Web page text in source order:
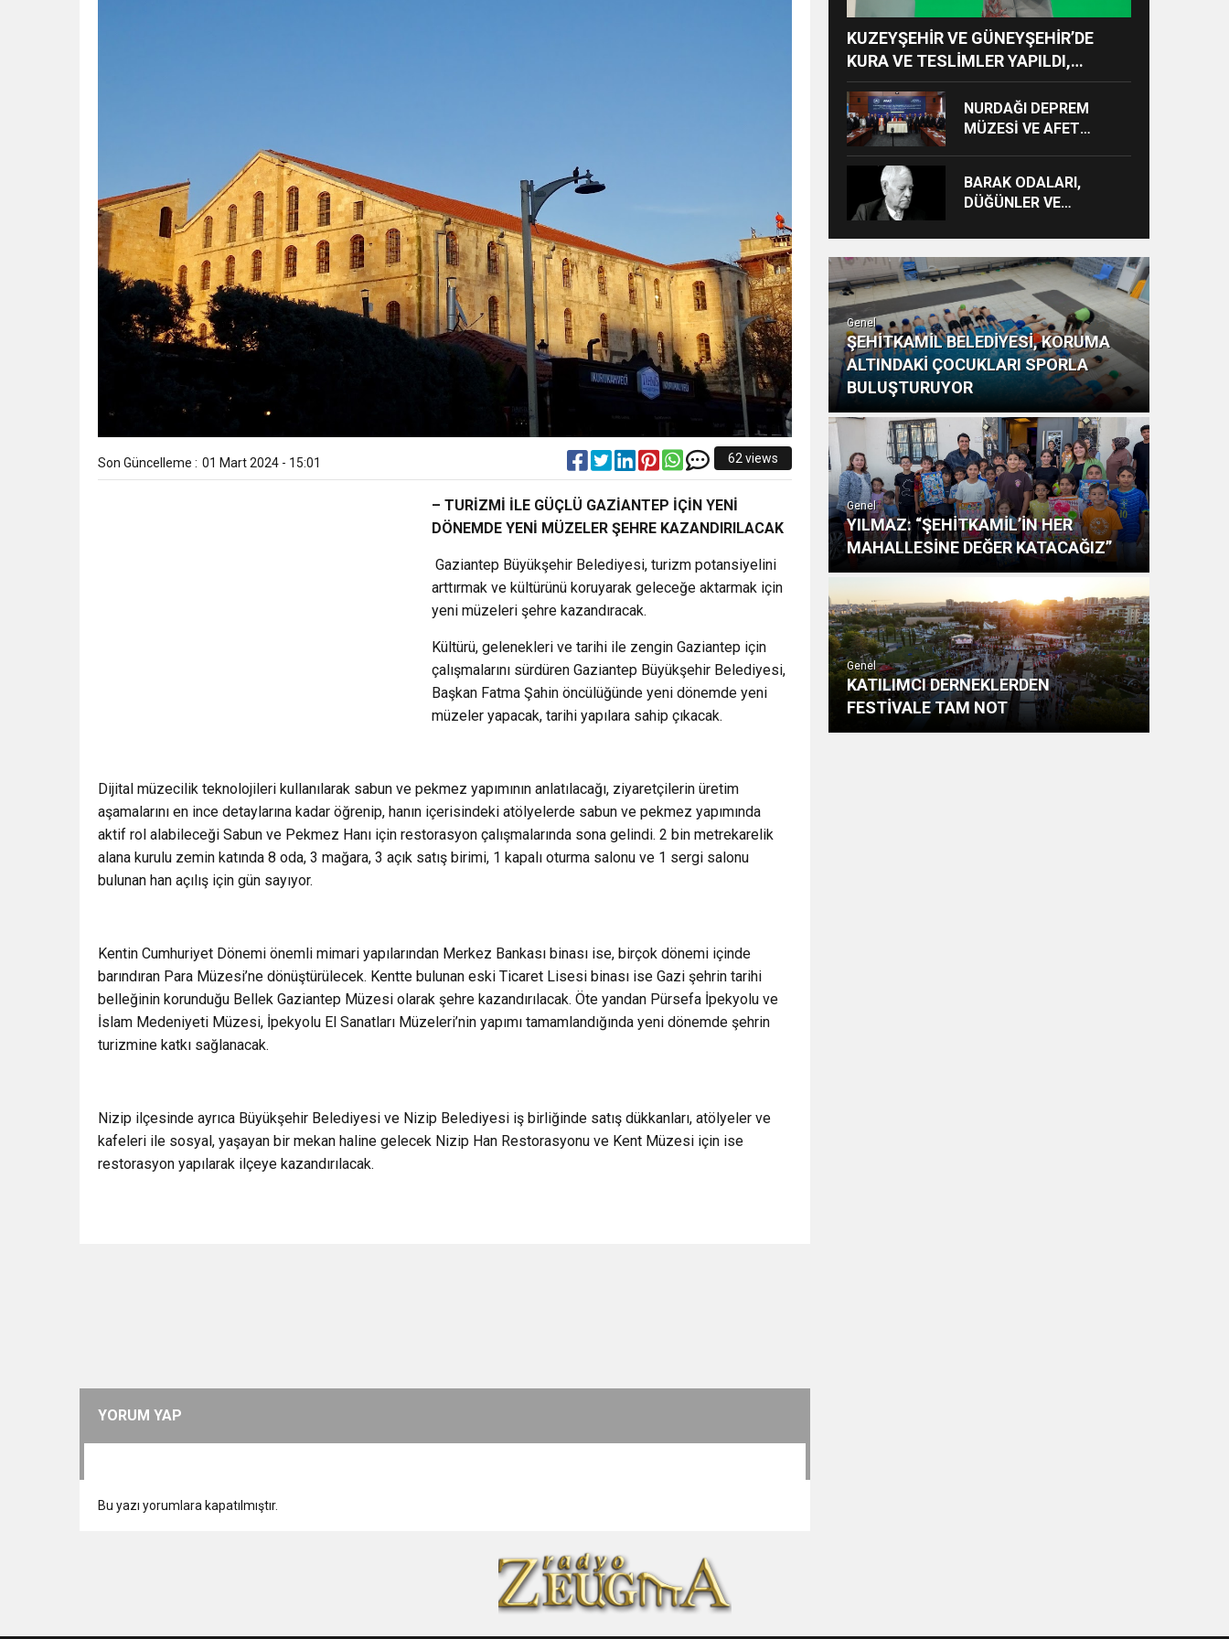
Son Güncelleme : 01 Mart 2024 - 15:01 62 views
– TURİZMİ İLE GÜÇLÜ GAZİANTEP İÇİN YENİ
DÖNEMDE YENİ MÜZELER ŞEHRE KAZANDIRILACAK
Gaziantep Büyükşehir Belediyesi, turizm potansiyelini
arttırmak ve kültürünü koruyarak geleceğe aktarmak için
yeni müzeleri şehre kazandıracak.
Kültürü, gelenekleri ve tarihi ile zengin Gaziantep için
çalışmalarını sürdüren Gaziantep Büyükşehir Belediyesi,
Başkan Fatma Şahin öncülüğünde yeni dönemde yeni
müzeler yapacak, tarihi yapılara sahip çıkacak.
Dijital müzecilik teknolojileri kullanılarak sabun ve pekmez yapımının anlatılacağı, ziyaretçilerin üretim
aşamalarını en ince detaylarına kadar öğrenip, hanın içerisindeki atölyelerde sabun ve pekmez yapımında
aktif rol alabileceği Sabun ve Pekmez Hanı için restorasyon çalışmalarında sona gelindi. 2 bin metrekarelik
alana kurulu zemin katında 8 oda, 3 mağara, 3 açık satış birimi, 1 kapalı oturma salonu ve 1 sergi salonu
bulunan han açılış için gün sayıyor.
Kentin Cumhuriyet Dönemi önemli mimari yapılarından Merkez Bankası binası ise, birçok dönemi içinde
barındıran Para Müzesi’ne dönüştürülecek. Kentte bulunan eski Ticaret Lisesi binası ise Gazi şehrin tarihi
belleğinin korunduğu Bellek Gaziantep Müzesi olarak şehre kazandırılacak. Öte yandan Pürsefa İpekyolu ve
İslam Medeniyeti Müzesi, İpekyolu El Sanatları Müzeleri’nin yapımı tamamlandığında yeni dönemde şehrin
turizmine katkı sağlanacak.
Nizip ilçesinde ayrıca Büyükşehir Belediyesi ve Nizip Belediyesi iş birliğinde satış dükkanları, atölyeler ve
kafeleri ile sosyal, yaşayan bir mekan haline gelecek Nizip Han Restorasyonu ve Kent Müzesi için ise
restorasyon yapılarak ilçeye kazandırılacak.
YORUM YAP
Bu yazı yorumlara kapatılmıştır.
KUZEYŞEHİR VE GÜNEYŞEHİR’DE
KURA VE TESLİMLER YAPILDI,
BAHÇELİEVLER’DE 5 BİN KONUTUN
TEMELİ ATILDI
NURDAĞI DEPREM
MÜZESİ VE AFET
PROTOKOLÜ
İMZALANDI
BARAK ODALARI,
DÜĞÜNLER VE
ALTINA ALINIYOR
Genel
ŞEHİTKAMİL BELEDİYESİ, KORUMA
ALTINDAKİ ÇOCUKLARI SPORLA
BULUŞTURUYOR
Genel
YILMAZ: “ŞEHİTKAMİL’İN HER
MAHALLESİNE DEĞER KATACAĞIZ”
Genel
KATILIMCI DERNEKLERDEN
FESTİVALE TAM NOT